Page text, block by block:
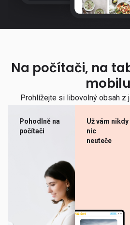
Na počítači, na
mobilu
Prohlížejte si libovolný obsah z
Pohodlně na
počítači
Už vám nikdy
nic
neuteče